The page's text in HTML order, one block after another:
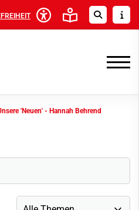
'Neuen' - Hannah Behrend